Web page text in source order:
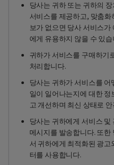
당사는 귀하 또는 귀하의
서비스를 제공하고, 맞춤
보가 없으면 당사 서비스
에게 유용하지 않을 수 있습
귀하가 서비스를 구매하기
처리합니다.
당사는 귀하가 서비스를
일이 일어나는지에 대한
고 개선하며 최신 상태로
당사는 귀하에게 서비스
메시지를 발송합니다. 또한
서 귀하에게 최적화된 광
터를 사용합니다.